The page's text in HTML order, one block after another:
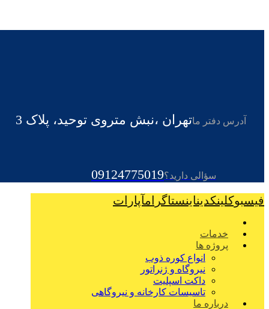
آدرس دفتر ماتهران ،نبش متروی توحید، پلاک 3
سؤالی دارید؟09124775019
فیسبوکلینکدیناینستاگرامآپارات
خدمات
پروژه ها
انواع کوره ذوب
نیروگاه و ژنراتور
داکت اسپلیت
تاسیسات کارخانه و نیروگاهی
درباره ما